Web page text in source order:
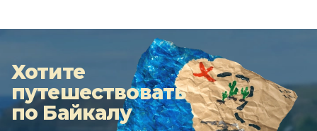
Хотите
путешествовать
по Байкалу